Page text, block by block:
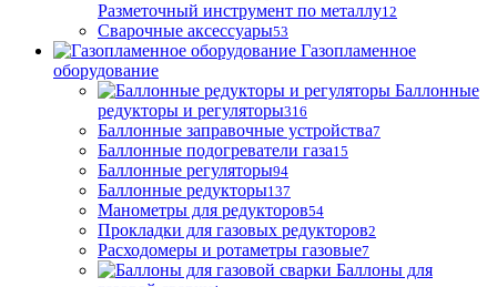
Разметочный инструмент по металлу12
Сварочные аксессуары53
Газопламенное
оборудование
Баллонные
редукторы и регуляторы316
Баллонные заправочные устройства7
Баллонные подогреватели газа15
Баллонные регуляторы94
Баллонные редукторы137
Манометры для редукторов54
Прокладки для газовых редукторов2
Расходомеры и ротаметры газовые7
Баллоны для